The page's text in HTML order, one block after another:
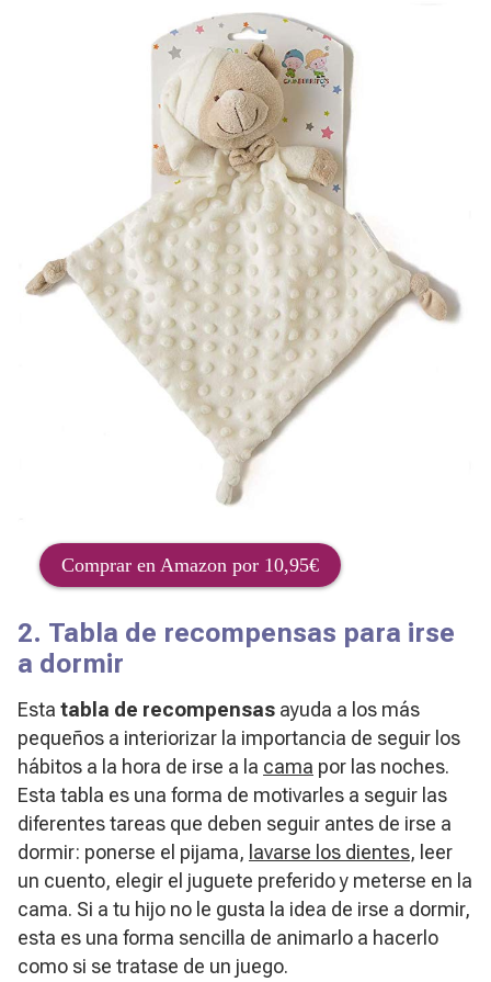
Comprar en Amazon por 10,95€
2. Tabla de recompensas para irse
a dormir
Esta tabla de recompensas ayuda a los más
pequeños a interiorizar la importancia de seguir los
hábitos a la hora de irse a la cama por las noches.
Esta tabla es una forma de motivarles a seguir las
diferentes tareas que deben seguir antes de irse a
dormir: ponerse el pijama, lavarse los dientes, leer
un cuento, elegir el juguete preferido y meterse en la
cama. Si a tu hijo no le gusta la idea de irse a dormir,
esta es una forma sencilla de animarlo a hacerlo
como si se tratase de un juego.